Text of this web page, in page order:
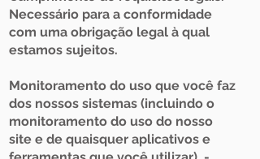
Necessário para a conformidade
com uma obrigação legal à qual
estamos sujeitos.
Monitoramento do uso que você faz
dos nossos sistemas (incluindo o
monitoramento do uso do nosso
site e de quaisquer aplicativos e